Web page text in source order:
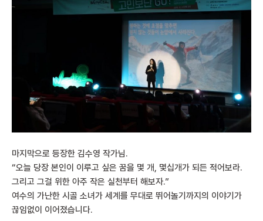
마지막으로 등장한 김수영 작가님.
“오늘 당장 본인이 이루고 싶은 꿈을 몇 개, 몇십개가 되든 적어보라.
그리고 그걸 위한 아주 작은 실천부터 해보자.”
여수의 가난한 시골 소녀가 세계를 무대로 뛰어놀기까지의 이야기가
끊임없이 이어졌습니다.